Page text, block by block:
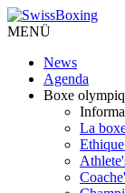
MENÜ
News
Agenda
Boxe
La